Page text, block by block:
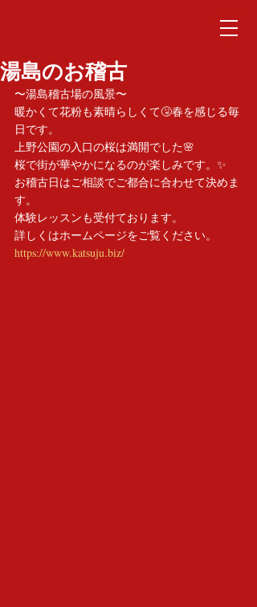
湯島のお稽古
〜湯島稽古場の風景〜
暖かくて花粉も素晴らしくて🤧春を感じる毎
日です。
上野公園の入口の桜は満開でした🌸
桜で街が華やかになるのが楽しみです。✨
お稽古日はご相談でご都合に合わせて決めま
す。
体験レッスンも受付ております。
詳しくはホームページをご覧ください。
https://www.katsuju.biz/